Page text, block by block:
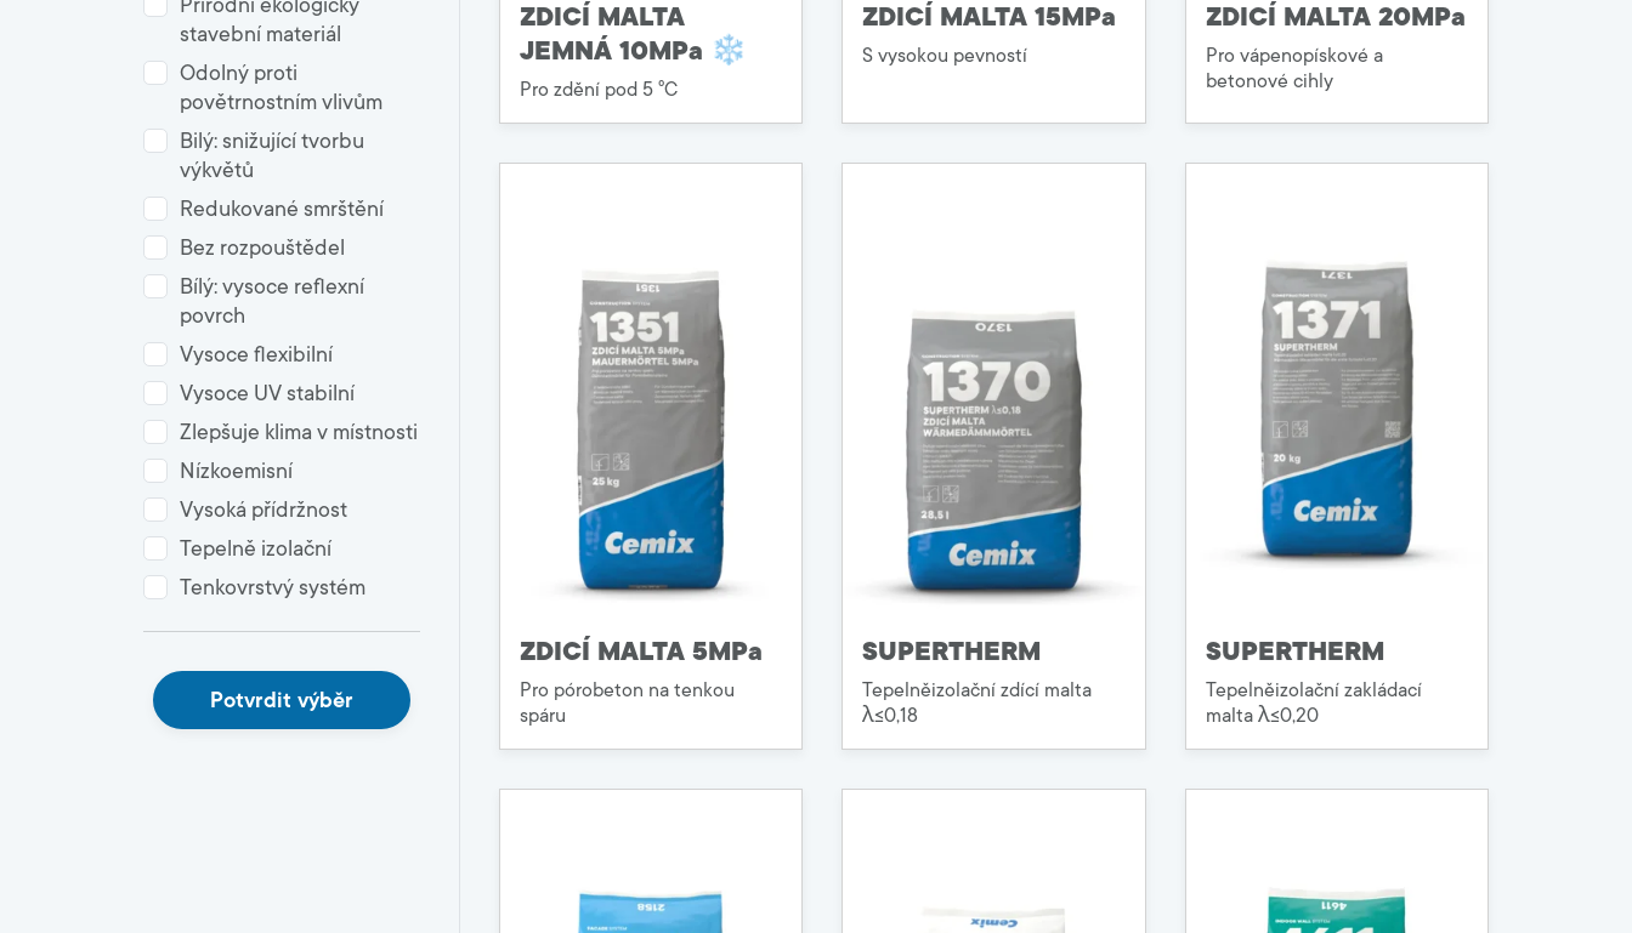
stavební materiál
Odolný proti
povětrnostním vlivům
Bilý: snižující tvorbu
výkvětů
Redukované smrštění
Bez rozpouštědel
Bílý: vysoce reflexní
povrch
Vysoce flexibilní
Vysoce UV stabilní
Zlepšuje klima v místnosti
Nízkoemisní
Vysoká přídržnost
Tepelně izolační
Tenkovrstvý systém
Potvrdit výběr
ZDICÍ MALTA
JEMNÁ 10MPa ❄
Pro zdění pod 5 ⁰C
ZDICÍ MALTA 15MPa
S vysokou pevností
ZDICÍ MALTA 20MPa
Pro vápenopískové a
betonové cihly
ZDICÍ MALTA 5MPa
Pro pórobeton na tenkou
spáru
SUPERTHERM
Tepelněizolační zdící malta
λ≤0,18
SUPERTHERM
Tepelněizolační zakládací
malta λ≤0,20